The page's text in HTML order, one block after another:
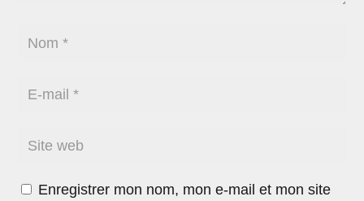
Enregistrer mon nom, mon e-mail et mon site